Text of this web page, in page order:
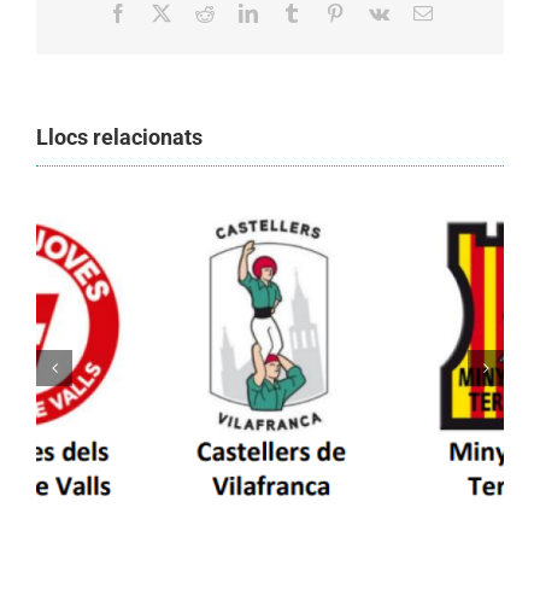
Facebook RedditLinkedInTumblr Pinterest
Vk Email:
Llocs relacionats
Els Castellers de Vilafranca unieixen tradició i
patrimoni en un viatge de colla a la Vall
d’Aran i a la Vall de Boí